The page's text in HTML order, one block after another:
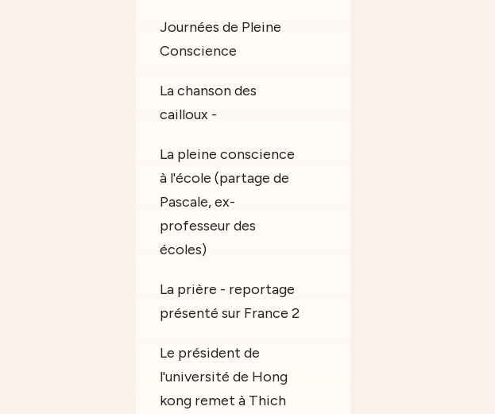
Journées de Pleine
Conscience
La chanson des
cailloux -
La pleine conscience
à l'école (partage de
Pascale, ex-
professeur des
écoles)
La prière - reportage
présenté sur France 2
Le président de
l'université de Hong
kong remet à Thich